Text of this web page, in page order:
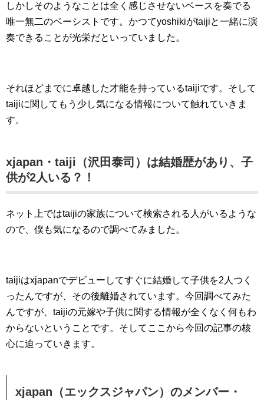
しかしそのようなことは全く感じさせないベースを奏でる
唯一無二のベーシストです。かつてyoshikiがtaijiと一緒に演
奏できることが光栄だといっていました。
それほどまでに卓越した才能を持っているtaijiです。そして
taijiに関してもう少し気になる情報について触れていきま
す。
xjapan・taiji（沢田泰司）は結婚歴があり、子
供が2人いる？！
ネット上ではtaijiの家族について検索される人がいるような
ので、僕も気になるので調べてみました。
taijiはxjapanでデビューしてすぐに結婚して子供を2人つく
ったんですが、その後離婚されています。今回調べてみた
んですが、taijiの元嫁や子供に関する情報が全くなく何もわ
からないということです。そしてここから今回の記事の核
心に迫っていきます。
xjapan（エックスジャパン）のメンバー・